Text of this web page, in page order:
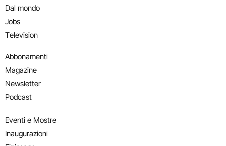
Dal mondo
Jobs
Television
Abbonamenti
Magazine
Newsletter
Podcast
Eventi e Mostre
Inaugurazioni